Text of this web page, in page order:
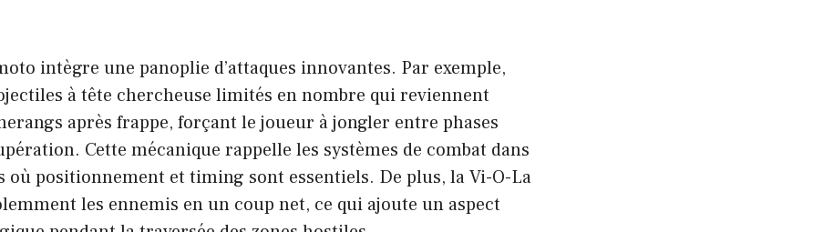
intègre une panoplie d’attaques innovantes. Par exemple,
à tête chercheuse limités en nombre qui reviennent
après frappe, forçant le joueur à jongler entre phases
Cette mécanique rappelle les systèmes de combat dans
où positionnement et timing sont essentiels. De plus, la Vi-O-La
les ennemis en un coup net, ce qui ajoute un aspect